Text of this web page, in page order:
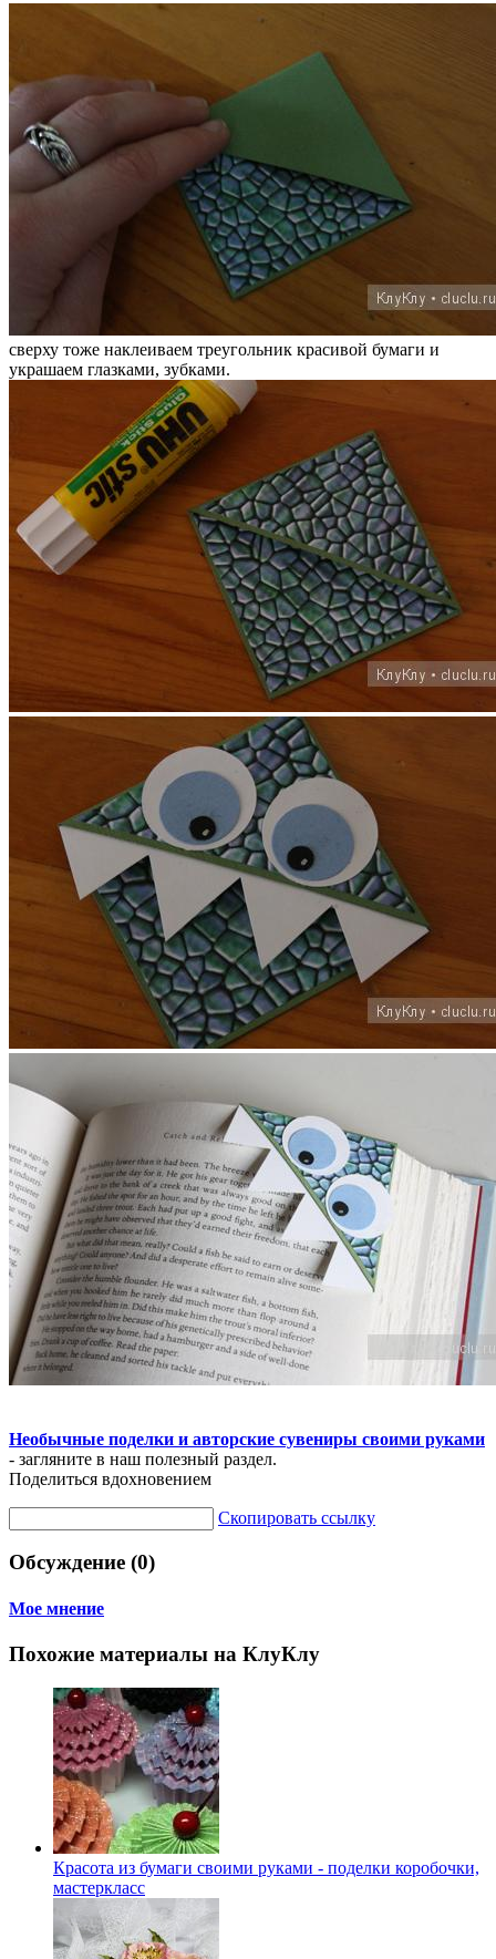
сверху тоже наклеиваем треугольник красивой бумаги и
украшаем глазками, зубками.
Необычные поделки и авторские сувениры своими руками
- загляните в наш полезный раздел.
Поделиться вдохновением
Скопировать ссылку
Обсуждение (0)
Мое мнение
Похожие материалы на КлуКлу
Красота из бумаги своими руками - поделки коробочки,
мастеркласс